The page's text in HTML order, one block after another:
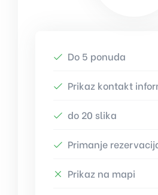
Do 5 ponuda
Prikaz kontakt
do 20 slika
Primanje
Prikaz na mapi